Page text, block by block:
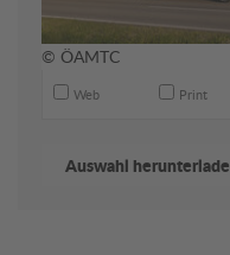
© ÖAMTC
Web Print